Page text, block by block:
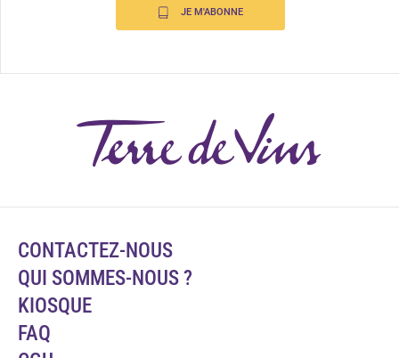
JE M'ABONNE
CONTACTEZ-NOUS
QUI SOMMES-NOUS ?
KIOSQUE
FAQ